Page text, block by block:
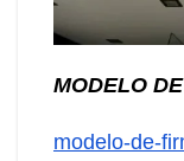
MODELO
modelo-de-